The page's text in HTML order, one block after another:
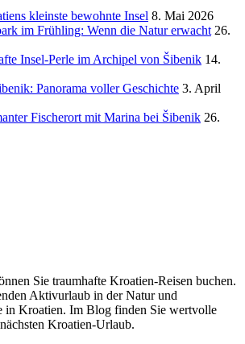
kleinste bewohnte Insel 8. Mai 2026
im Frühling: Wenn die Natur erwacht 26.
Insel-Perle im Archipel von Šibenik 14.
Panorama voller Geschichte 3. April
Fischerort mit Marina bei Šibenik 26.
Sie traumhafte Kroatien-Reisen buchen.
Aktivurlaub in der Natur und
in Kroatien. Im Blog finden Sie wertvolle
Kroatien-Urlaub.